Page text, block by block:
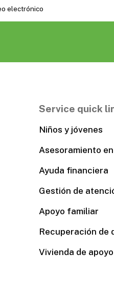
Service quick
Niños y jóvenes
Asesoramiento
Ayuda financiera
Gestión de
Apoyo familiar
Recuperación de
Vivienda de apoyo